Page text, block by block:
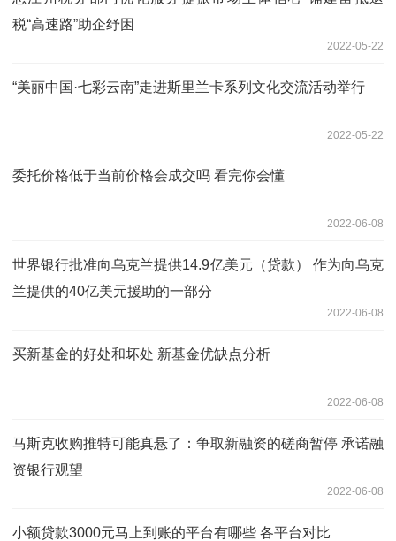
税“高速路”助企纾困
2022-05-22
“美丽中国·七彩云南”走进斯里兰卡系列文化交流活动举行
2022-05-22
委托价格低于当前价格会成交吗 看完你会懂
2022-06-08
世界银行批准向乌克兰提供14.9亿美元（贷款） 作为向乌克
兰提供的40亿美元援助的一部分
2022-06-08
买新基金的好处和坏处 新基金优缺点分析
2022-06-08
马斯克收购推特可能真悬了：争取新融资的磋商暂停 承诺融
资银行观望
2022-06-08
小额贷款3000元马上到账的平台有哪些 各平台对比